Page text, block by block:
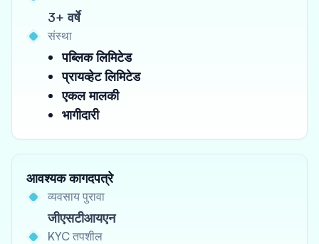
3+ वर्षे
संस्था
पब्लिक लिमिटेड
प्रायव्हेट लिमिटेड
एकल मालकी
भागीदारी
आवश्यक कागदपत्रे
व्यवसाय पुरावा
जीएसटीआयएन
KYC तपशील